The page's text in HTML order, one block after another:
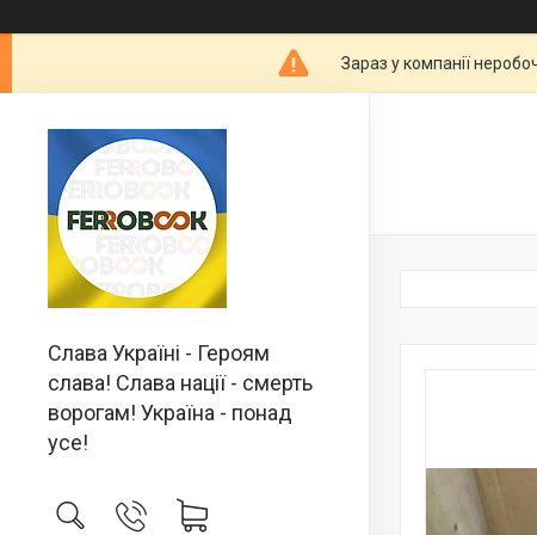
Зараз у компанії
Слава Україні - Героям
слава! Слава нації - смерть
ворогам! Україна - понад
усе!